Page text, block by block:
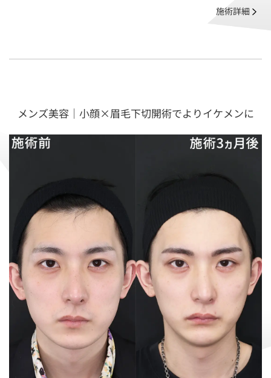
施術詳細
メンズ美容｜小顔×眉毛下切開術でよりイケメンに